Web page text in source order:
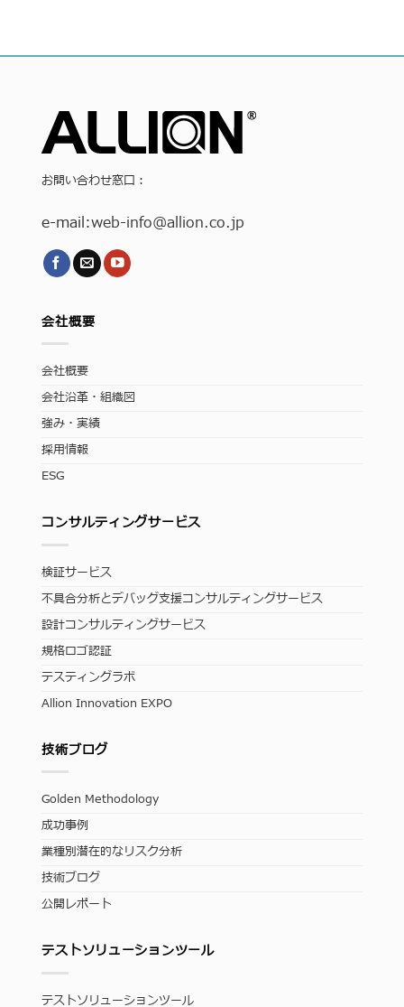
お問い合わせ窓口：
e-mail:web-info@allion.co.jp
会社概要
会社概要
会社沿革・組織図
強み・実績
採用情報
ESG
コンサルティングサービス
検証サービス
不具合分析とデバッグ支援コンサルティングサービス
設計コンサルティングサービス
規格ロゴ認証
テスティングラボ
Allion Innovation EXPO
技術ブログ
Golden Methodology
成功事例
業種別潜在的なリスク分析
技術ブログ
公開レポート
テストソリューションツール
テストソリューションツール